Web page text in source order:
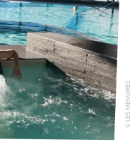
LES MENUIRES